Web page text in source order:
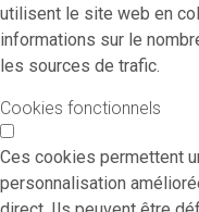
utilisent le site web en
informations sur le
les sources de trafic.
Cookies fonctionnels
Ces cookies permettent
personnalisation